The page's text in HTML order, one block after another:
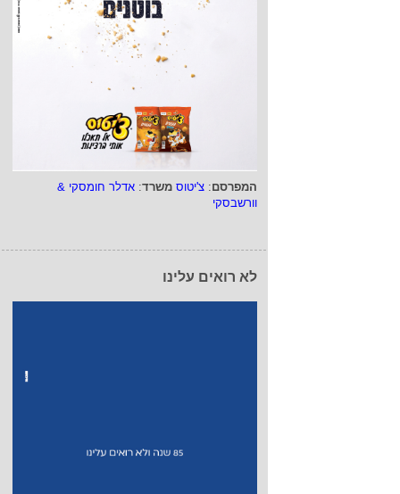
המפרסם: צ'יטוס משרד: אדלר חומסקי &
וורשבסקי
לא רואים עלינו